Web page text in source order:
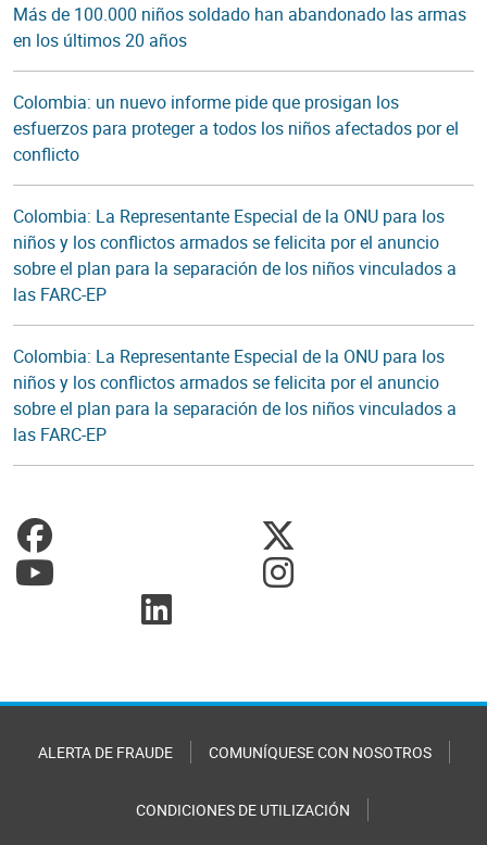
Más de 100.000 niños soldado han abandonado las armas
en los últimos 20 años
Colombia: un nuevo informe pide que prosigan los
esfuerzos para proteger a todos los niños afectados por el
conflicto
Colombia: La Representante Especial de la ONU para los
niños y los conflictos armados se felicita por el anuncio
sobre el plan para la separación de los niños vinculados a
las FARC-EP
Colombia: La Representante Especial de la ONU para los
niños y los conflictos armados se felicita por el anuncio
sobre el plan para la separación de los niños vinculados a
las FARC-EP
ALERTA DE FRAUDE COMUNÍQUESE CON NOSOTROS
CONDICIONES DE UTILIZACIÓN